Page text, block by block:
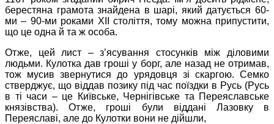
берестяна грамота знайдена в шарі, який датується 60-
ми – 90-ми роками ХІІ століття, тому можна припустити,
що це одна й та ж особа.
Отже, цей лист – з’ясування стосунків між діловими
людьми. Кулотка дав гроші у борг, але назад не отримав,
тож мусив звернутися до урядовця зі скаргою. Семко
стверджує, що віддав позику під час поїздки в Русь (Русь
в ті часи – це Київське, Чернігівське та Переяславське
князівства). Отже, гроші були віддані Лазовку в
Переяславі, але до Кулотки вони не дійшли,